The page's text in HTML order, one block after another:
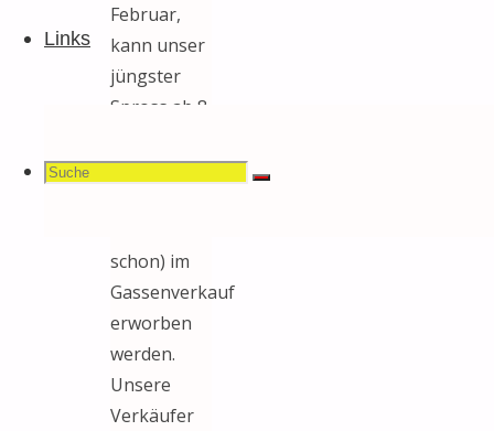
Links
Suche
Suchen
Suche
Februar,
kann unser
jüngster
Spross ab 8
(stellenweise
schon) im
Gassenverkauf
erworben
werden.
Unsere
Verkäufer